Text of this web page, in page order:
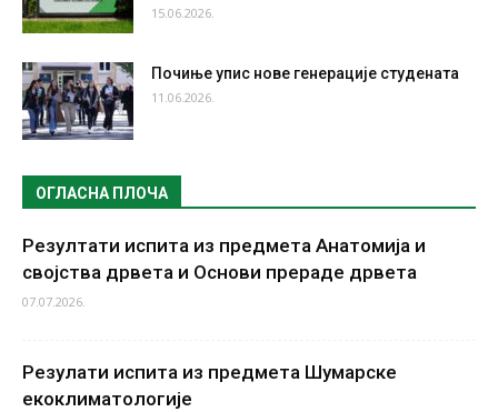
15.06.2026.
Почиње упис нове генерације студената
11.06.2026.
ОГЛАСНА ПЛОЧА
Резултати испита из предмета Анатомија и
својства дрвета и Основи прераде дрвета
07.07.2026.
Резулати испита из предмета Шумарске
екоклиматологије